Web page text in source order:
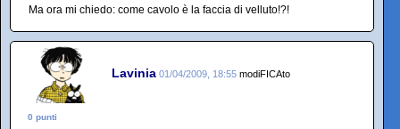
Ma ora mi chiedo: come cavolo è la faccia di velluto!?!
Lavinia 01/04/2009, 18:55 modiFICAto
0 punti